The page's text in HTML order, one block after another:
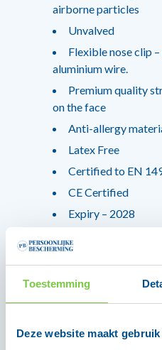
Toestemming
Deze website maakt
airborne particles
Unvalved
Flexible nose clip
aluminium wire.
Premium quality
on the face
Anti-allergy
Latex Free
Certified to EN
CE Certified
Expiry – 2028
Pasvorminformatie:
voor gebruik als